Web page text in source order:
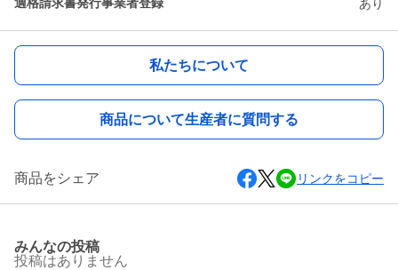
あり
私たちについて
商品について生産者に質問する
商品をシェア リンクをコピー
みんなの投稿
投稿はありません